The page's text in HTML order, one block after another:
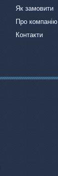
Як замовити
Про компанію
Контакти